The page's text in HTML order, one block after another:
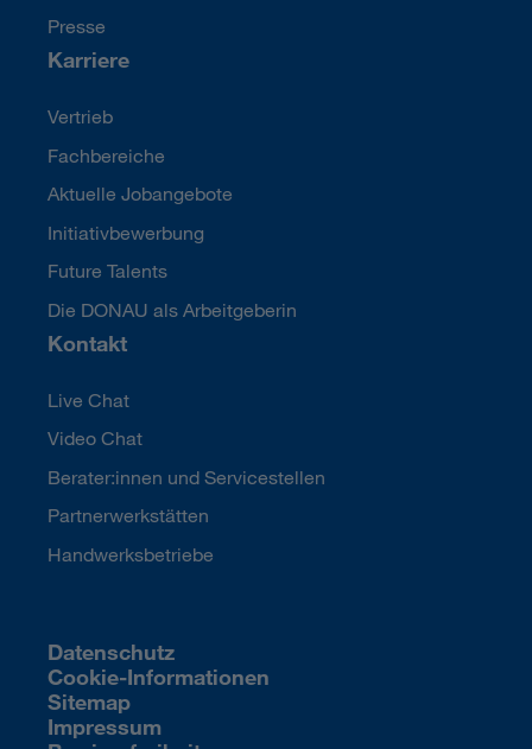
Presse
Karriere
Vertrieb
Fachbereiche
Aktuelle Jobangebote
Initiativbewerbung
Future Talents
Die DONAU als Arbeitgeberin
Kontakt
Live Chat
Video Chat
Berater:innen und Servicestellen
Partnerwerkstätten
Handwerksbetriebe
Datenschutz
Cookie-Informationen
Sitemap
Impressum